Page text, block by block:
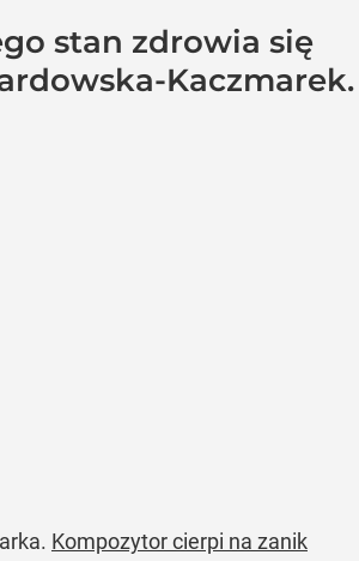
stan zdrowia się
Kaczmarek.
Kompozytor cierpi na zanik